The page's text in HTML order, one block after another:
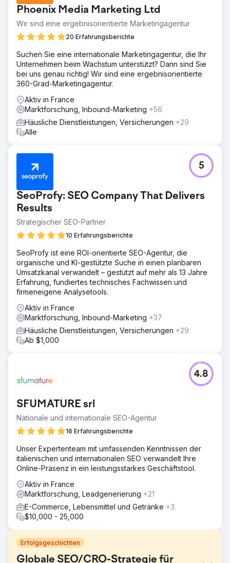
Phoenix Media Marketing Ltd
Wir sind eine ergebnisorientierte Marketingagentur
20 Erfahrungsberichte
Suchen Sie eine internationale Marketingagentur, die Ihr
Unternehmen beim Wachstum unterstützt? Dann sind Sie
bei uns genau richtig! Wir sind eine ergebnisorientierte
360-Grad-Marketingagentur.
Aktiv in France
Marktforschung, Inbound-Marketing +56
Häusliche Dienstleistungen, Versicherungen +29
Alle
SeoProfy: SEO Company That Delivers
Results
Strategischer SEO-Partner
10 Erfahrungsberichte
5
SeoProfy ist eine ROI-orientierte SEO-Agentur, die
organische und KI-gestützte Suche in einen planbaren
Umsatzkanal verwandelt – gestützt auf mehr als 13 Jahre
Erfahrung, fundiertes technisches Fachwissen und
firmeneigene Analysetools.
Aktiv in France
Marktforschung, Inbound-Marketing +37
Häusliche Dienstleistungen, Versicherungen +29
Ab $1,000
SFUMATURE srl
Nationale und internationale SEO-Agentur
16 Erfahrungsberichte
4.8
Unser Expertenteam mit umfassenden Kenntnissen der
italienischen und internationalen SEO verwandelt Ihre
Online-Präsenz in ein leistungsstarkes Geschäftstool.
Aktiv in France
Marktforschung, Leadgenerierung +21
E-Commerce, Lebensmittel und Getränke +3
$10,000 - 25,000
Erfolgsgeschichten
Globale SEO/CRO-Strategie für